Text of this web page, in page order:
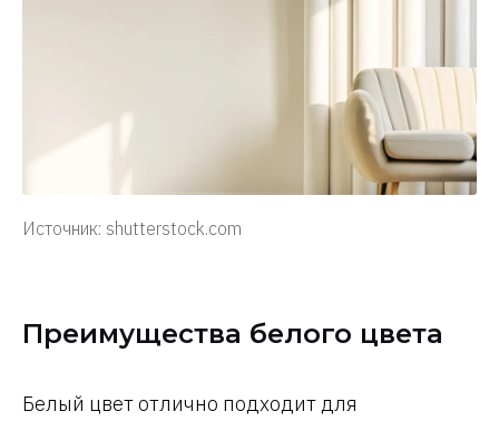
Источник: shutterstock.com
Преимущества белого цвета
Белый цвет отлично подходит для